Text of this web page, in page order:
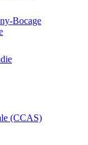
Bocage
(CCAS)